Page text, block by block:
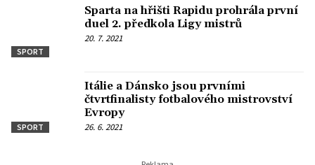
SPORT
Sparta na hřišti Rapidu prohrála první
duel 2. předkola Ligy mistrů
20. 7. 2021
SPORT
Itálie a Dánsko jsou prvními
čtvrtfinalisty fotbalového mistrovství
Evropy
26. 6. 2021